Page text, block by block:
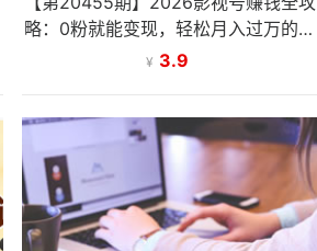
略：0粉就能变现，轻松月入过万的秘
诀都在这~
¥ 3.9